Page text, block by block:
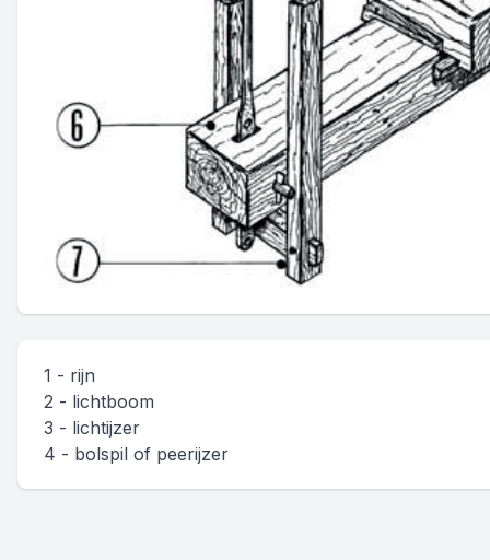
1 - rijn
2 - lichtboom
3 - lichtijzer
4 - bolspil of peerijzer